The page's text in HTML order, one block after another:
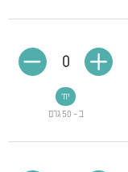
ב - 50 גרם
יח'
0